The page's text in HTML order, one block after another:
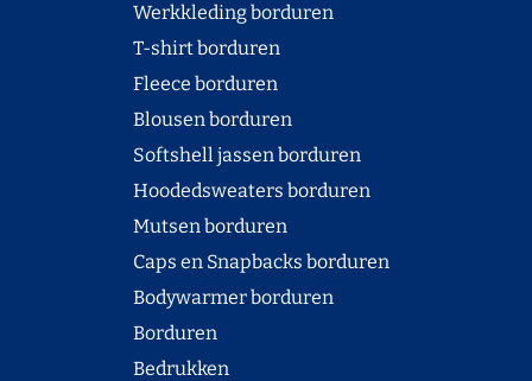
Werkkleding borduren
T-shirt borduren
Fleece borduren
Blousen borduren
Softshell jassen borduren
Hoodedsweaters borduren
Mutsen borduren
Caps en Snapbacks borduren
Bodywarmer borduren
Borduren
Bedrukken